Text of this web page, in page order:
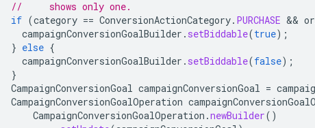
//     shows only one.
if (category == ConversionActionCategory. PURCHASE &&
campaignConversionGoalBuilder . setBiddable(true);
} else {
campaignConversionGoalBuilder . setBiddable(false);
}
CampaignConversionGoal campaignConversionGoal =
CampaignConversionGoalOperation
CampaignConversionGoalOperation .newBuilder()